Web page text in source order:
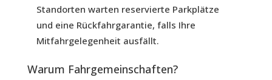
Standorten warten reservierte Parkplätze
und eine Rückfahrgarantie, falls Ihre
Mitfahrgelegenheit ausfällt.
Warum Fahrgemeinschaften?